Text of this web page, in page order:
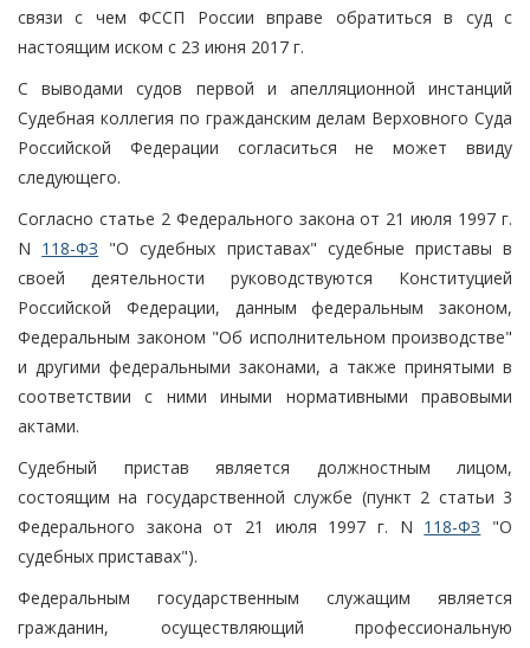
связи с чем ФССП России вправе обратиться в суд с
настоящим иском с 23 июня 2017 г.
С выводами судов первой и апелляционной инстанций
Судебная коллегия по гражданским делам Верховного Суда
Российской Федерации согласиться не может ввиду
следующего.
Согласно статье 2 Федерального закона от 21 июля 1997 г.
N 118-ФЗ "О судебных приставах" судебные приставы в
своей деятельности руководствуются Конституцией
Российской Федерации, данным федеральным законом,
Федеральным законом "Об исполнительном производстве"
и другими федеральными законами, а также принятыми в
соответствии с ними иными нормативными правовыми
актами.
Судебный пристав является должностным лицом,
состоящим на государственной службе (пункт 2 статьи 3
Федерального закона от 21 июля 1997 г. N 118-ФЗ "О
судебных приставах").
Федеральным государственным служащим является
гражданин, осуществляющий профессиональную